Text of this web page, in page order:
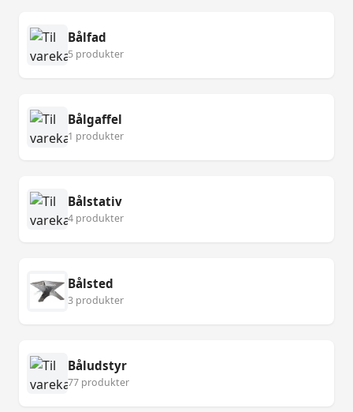
Bålfad
5 produkter
Bålgaffel
1 produkter
Bålstativ
4 produkter
Bålsted
3 produkter
Båludstyr
77 produkter